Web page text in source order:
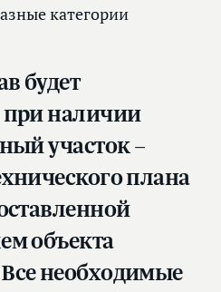
категории
будет
при наличии
участок –
плана
объекта
необходимые